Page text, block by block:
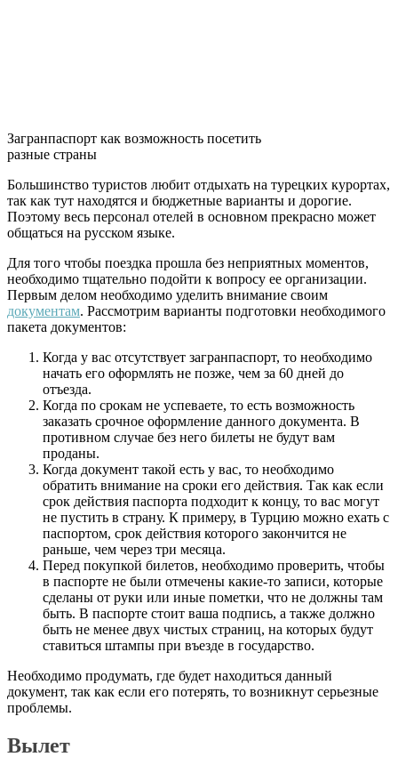
Загранпаспорт как возможность посетить
разные страны
Большинство туристов любит отдыхать на турецких курортах,
так как тут находятся и бюджетные варианты и дорогие.
Поэтому весь персонал отелей в основном прекрасно может
общаться на русском языке.
Для того чтобы поездка прошла без неприятных моментов,
необходимо тщательно подойти к вопросу ее организации.
Первым делом необходимо уделить внимание своим
документам. Рассмотрим варианты подготовки необходимого
пакета документов:
Когда у вас отсутствует загранпаспорт, то необходимо
начать его оформлять не позже, чем за 60 дней до
отъезда.
Когда по срокам не успеваете, то есть возможность
заказать срочное оформление данного документа. В
противном случае без него билеты не будут вам
проданы.
Когда документ такой есть у вас, то необходимо
обратить внимание на сроки его действия. Так как если
срок действия паспорта подходит к концу, то вас могут
не пустить в страну. К примеру, в Турцию можно ехать с
паспортом, срок действия которого закончится не
раньше, чем через три месяца.
Перед покупкой билетов, необходимо проверить, чтобы
в паспорте не были отмечены какие-то записи, которые
сделаны от руки или иные пометки, что не должны там
быть. В паспорте стоит ваша подпись, а также должно
быть не менее двух чистых страниц, на которых будут
ставиться штампы при въезде в государство.
Необходимо продумать, где будет находиться данный
документ, так как если его потерять, то возникнут серьезные
проблемы.
Вылет